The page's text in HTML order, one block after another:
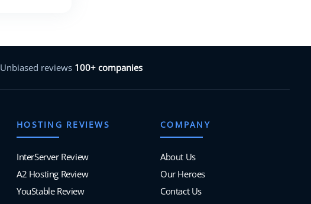
Unbiased reviews 100+ companies
HOSTING REVIEWS
InterServer Review
A2 Hosting Review
YouStable Review
COMPANY
About Us
Our Heroes
Contact Us